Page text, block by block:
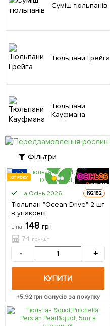
Суміш тюльпанів
Тюльпани Грейга
Тюльпани
Кауфмана
Фільтри
ХІТ РОКУ
На Осінь-2026 192182
Тюльпан "Ocean Drive" 2 шт
в упаковці
ціна 148 грн
74 грн/шт
- +
КУПИТИ
+5.92грн бонусів за покупку